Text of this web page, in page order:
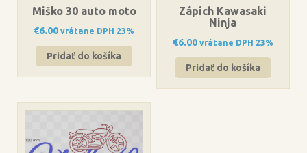
Miško 30 auto moto
€6.00 vrátane DPH 23%
Pridať do košíka
Zápich Kawasaki
Ninja
€6.00 vrátane DPH 23%
Pridať do košíka